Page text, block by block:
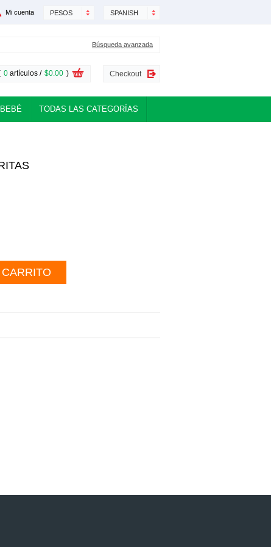
SPANISH
PESOS
Mi cuenta
Búsqueda avanzada
0 artículos / $0.00 ) Checkout
TODAS LAS CATEGORÍAS